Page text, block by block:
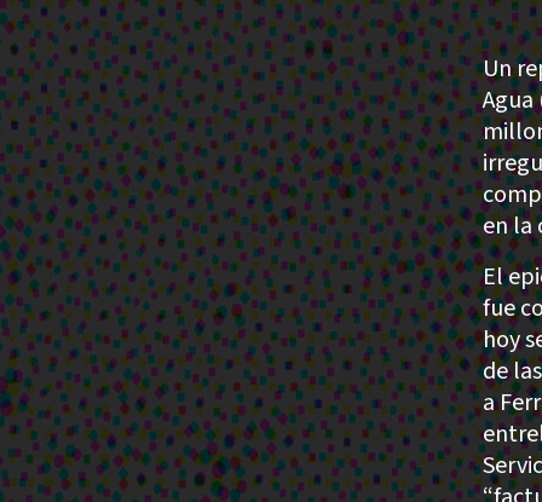
Un
en la
El
fue
hoy
de
a